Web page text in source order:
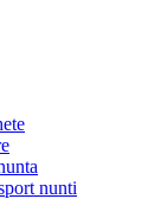
nunti